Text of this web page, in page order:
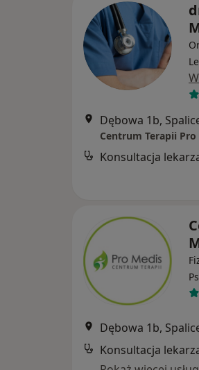
Dębowa 1b,
Centrum Terapii Pro
Konsultacja
Dębowa 1b,
Konsultacja